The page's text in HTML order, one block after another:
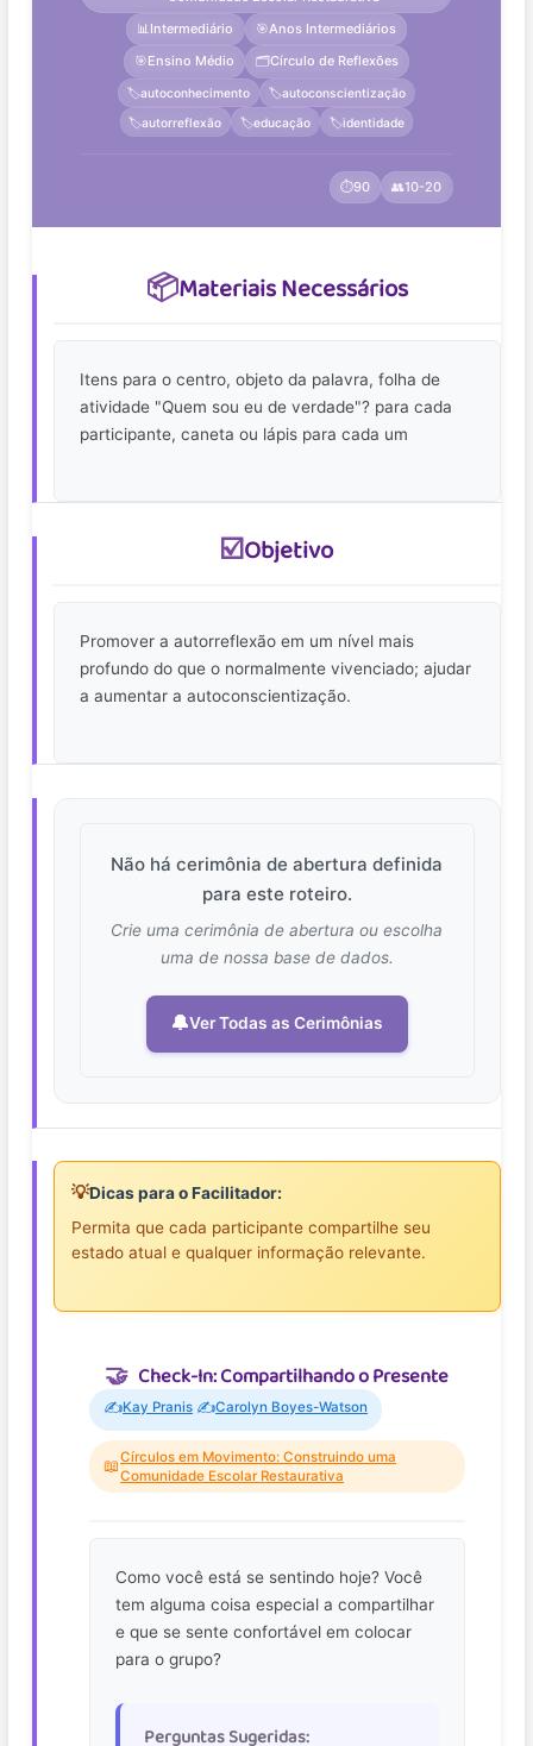
📊Intermediário 🎯Anos Intermediários
🎯Ensino Médio 🗂️Círculo de Reflexões
🏷️autoconhecimento 🏷️autoconscientização
🏷️autorreflexão 🏷️educação 🏷️identidade
⏱️90 👥10-20
📦Materiais Necessários
Itens para o centro, objeto da palavra, folha de
atividade "Quem sou eu de verdade"? para cada
participante, caneta ou lápis para cada um
☑️Objetivo
Promover a autorreflexão em um nível mais
profundo do que o normalmente vivenciado; ajudar
a aumentar a autoconscientização.
Não há cerimônia de abertura definida
para este roteiro.
Crie uma cerimônia de abertura ou escolha
uma de nossa base de dados.
🔔Ver Todas as Cerimônias
💡Dicas para o Facilitador:
Permita que cada participante compartilhe seu
estado atual e qualquer informação relevante.
Check-In: Compartilhando o Presente
✍️Kay Pranis ✍️Carolyn Boyes-Watson
📖Círculos em Movimento: Construindo uma
Comunidade Escolar Restaurativa
Como você está se sentindo hoje? Você
tem alguma coisa especial a compartilhar
e que se sente confortável em colocar
para o grupo?
Perguntas Sugeridas: